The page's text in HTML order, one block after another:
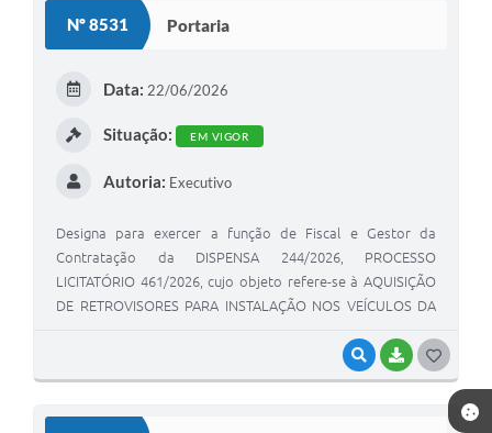
Nº 8531 Portaria
VISUALIZAR
BAIXAR
Data: 22/06/2026
Situação: EM VIGOR
Autoria: Executivo
Designa para exercer a função de Fiscal e Gestor da
Contratação da DISPENSA 244/2026, PROCESSO
LICITATÓRIO 461/2026, cujo objeto refere-se à AQUISIÇÃO
DE RETROVISORES PARA INSTALAÇÃO NOS VEÍCULOS DA